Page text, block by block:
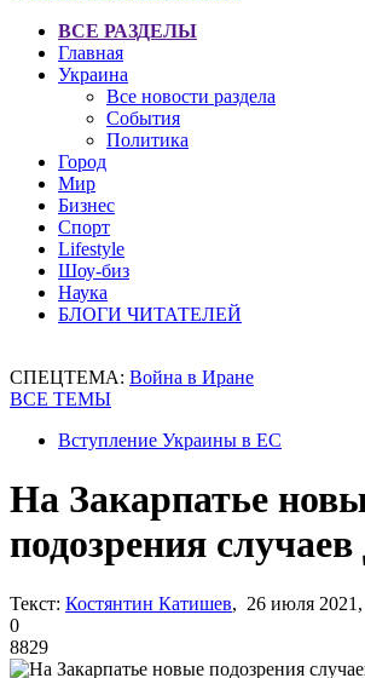
ВСЕ РАЗДЕЛЫ
Главная
Украина
Все новости раздела
События
Политика
Город
Мир
Бизнес
Спорт
Lifestyle
Шоу-биз
Наука
БЛОГИ ЧИТАТЕЛЕЙ
СПЕЦТЕМА: Война в Иране
ВСЕ ТЕМЫ
Вступление Украины в ЕС
На Закарпатье
подозрения
Текст: Костянтин Катишев, 26 июля 2021,
0
8829